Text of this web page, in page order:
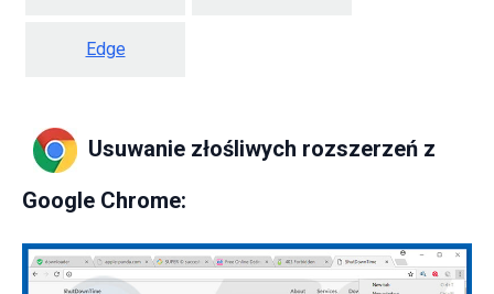
Edge
Usuwanie złośliwych rozszerzeń z
Google Chrome: